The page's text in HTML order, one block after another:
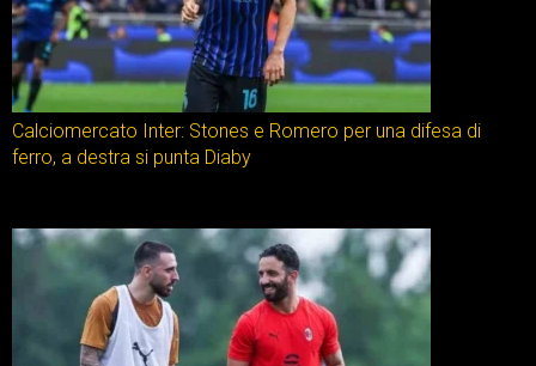
Calciomercato Inter: Stones e Romero per una difesa di
ferro, a destra si punta Diaby